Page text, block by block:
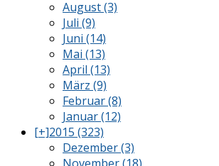
August (3)
Juli (9)
Juni (14)
Mai (13)
April (13)
März (9)
Februar (8)
Januar (12)
[+]2015 (323)
Dezember (3)